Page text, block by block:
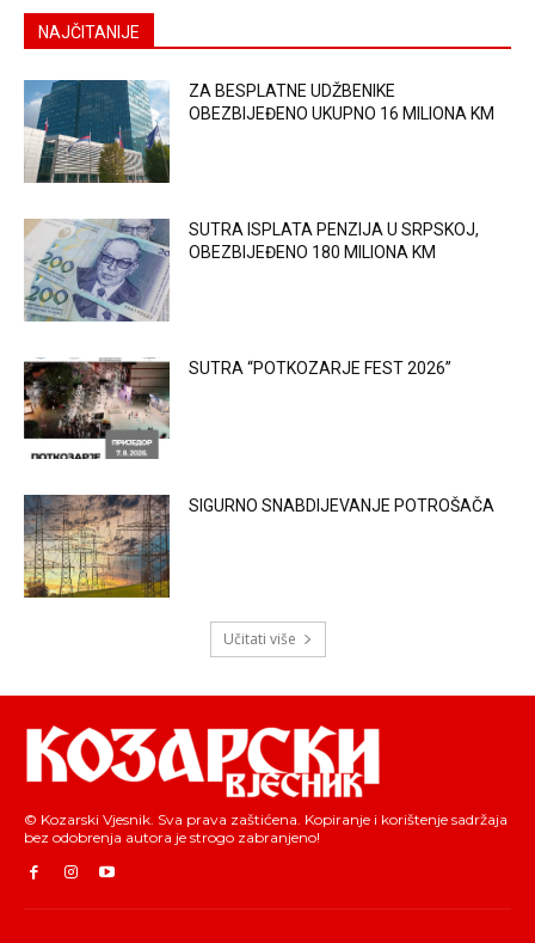
NAJČITANIJE
ZA BESPLATNE UDŽBENIKE
OBEZBIJEĐENO UKUPNO 16 MILIONA KM
SUTRA ISPLATA PENZIJA U SRPSKOJ,
OBEZBIJEĐENO 180 MILIONA KM
SUTRA “POTKOZARJE FEST 2026”
SIGURNO SNABDIJEVANJE POTROŠAČA
Učitati više
© Kozarski Vjesnik. Sva prava zaštićena. Kopiranje i korištenje sadržaja
bez odobrenja autora je strogo zabranjeno!